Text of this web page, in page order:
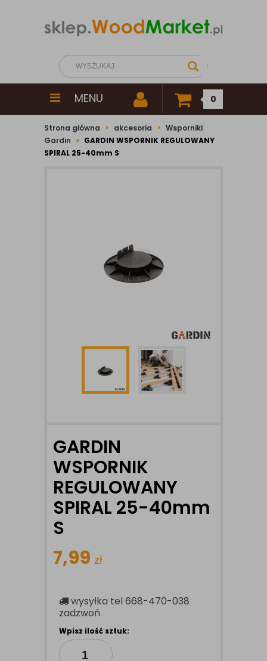
MENU 0
Strona główna akcesoria
Wsporniki
Gardin
GARDIN WSPORNIK REGULOWANY
SPIRAL 25-40mm S
GARDIN
WSPORNIK
REGULOWANY
SPIRAL 25-40mm
S
7,99 zł
wysyłka tel 668-470-038
zadzwoń
Wpisz ilość sztuk: